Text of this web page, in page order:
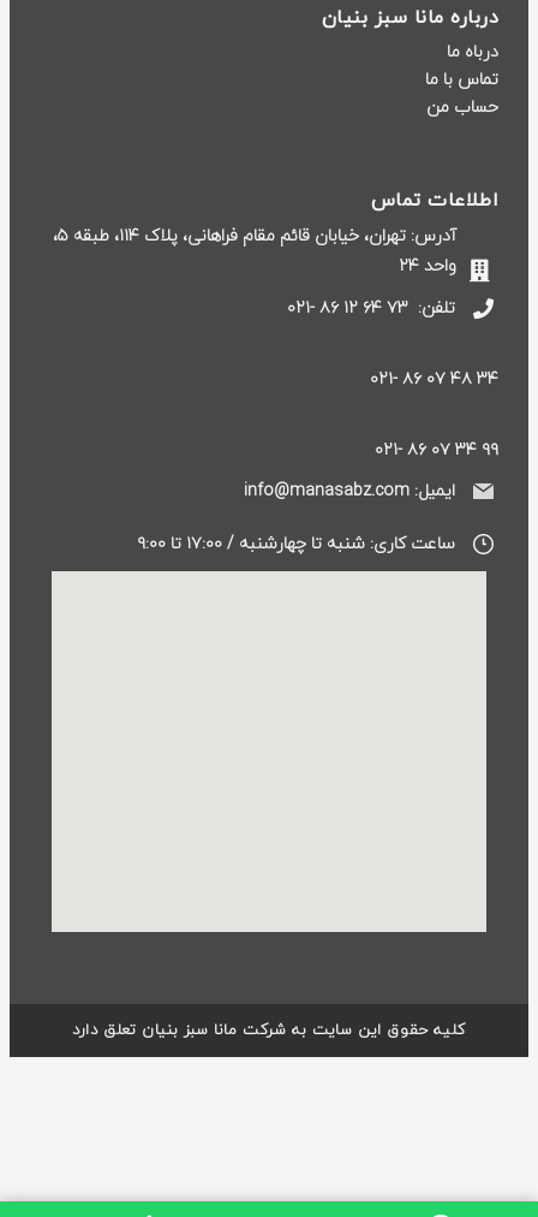
درباره مانا سبز بنیان
درباه ما
تماس با ما
حساب من
اطلاعات تماس
آدرس: تهران، خیابان قائم مقام فراهانی، پلاک ۱۱۴، طبقه ۵،
واحد ۲۴
تلفن:۷۳ ۶۴ ۱۲ ۸۶ -۰۲۱
۳۴ ۴۸ ۰۷ ۸۶ -۰۲۱
۹۹ ۳۴ ۰۷ ۸۶ -۰۲۱
ایمیل: info@manasabz.com
ساعت کاری: شنبه تا چهارشنبه / ۱۷:۰۰ تا ۹:۰۰
کلیه حقوق این سایت به شرکت مانا سبز بنیان تعلق دارد